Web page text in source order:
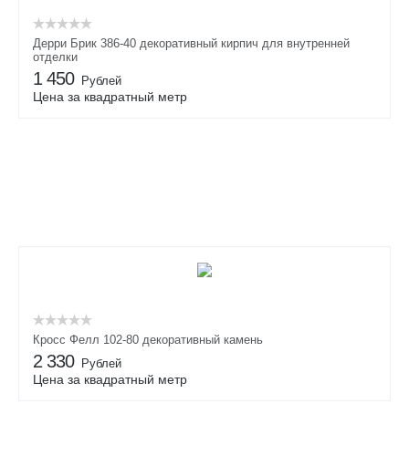
Дерри Брик 386-40 декоративный кирпич для внутренней
отделки
1 450 Рублей
Цена за квадратный метр
Кросс Фелл 102-80 декоративный камень
2 330 Рублей
Цена за квадратный метр